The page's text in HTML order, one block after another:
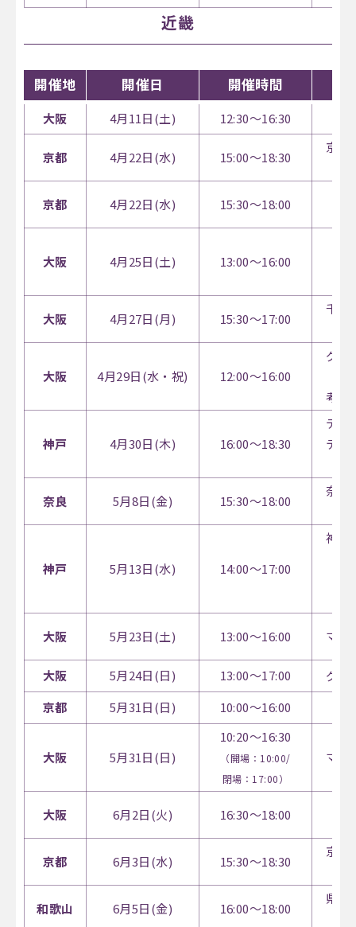
近畿
開催地 開催日 開催時間
大阪 4月11日(土) 12:30～16:30
京都 4月22日(水) 15:00～18:30
京都
京都 4月22日(水) 15:30～18:00
大阪 4月25日(土) 13:00～16:00
大阪 4月27日(月) 15:30～17:00
千里
大阪 4月29日(水・祝) 12:00～16:00
グラ
考え
神戸 4月30日(木) 16:00～18:30
デザ
ティ
奈良 5月8日(金) 15:30～18:00
奈良
神戸 5月13日(水) 14:00～17:00
神戸
大阪 5月23日(土) 13:00～16:00 マイ
大阪 5月24日(日) 13:00～17:00
グラ
京都
5月31日(日) 10:00～16:00
大阪 5月31日(日)
10:20～16:30
（開場：10:00/
閉場：17:00）
マイ
大阪 6月2日(火) 16:30～18:00
京都 6月3日(水) 15:30～18:30
京都
和歌山 6月5日(金) 16:00～18:00
県